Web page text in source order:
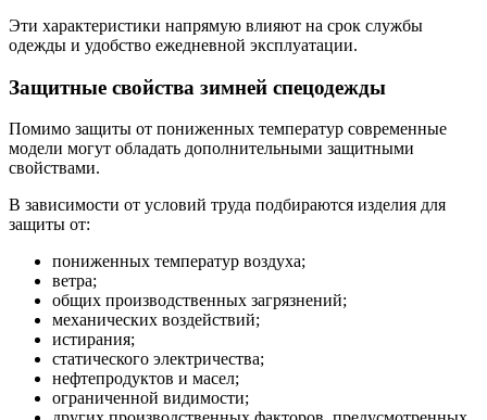
Эти характеристики напрямую влияют на срок службы
одежды и удобство ежедневной эксплуатации.
Защитные свойства зимней спецодежды
Помимо защиты от пониженных температур современные
модели могут обладать дополнительными защитными
свойствами.
В зависимости от условий труда подбираются изделия для
защиты от:
пониженных температур воздуха;
ветра;
общих производственных загрязнений;
механических воздействий;
истирания;
статического электричества;
нефтепродуктов и масел;
ограниченной видимости;